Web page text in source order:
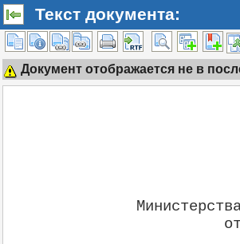
Текст документа:
Документ отображается не в